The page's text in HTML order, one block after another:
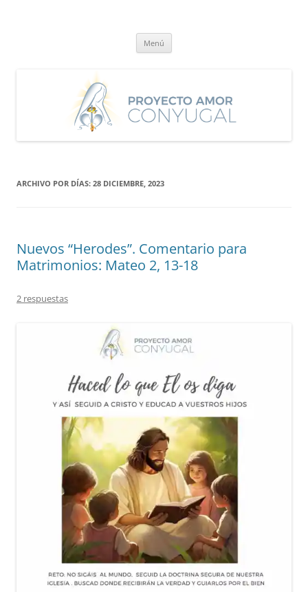
Menú
ARCHIVO POR DÍAS: 28 DICIEMBRE, 2023
Nuevos “Herodes”. Comentario para
Matrimonios: Mateo 2, 13-18
2 respuestas